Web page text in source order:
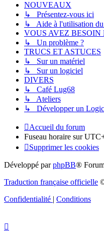
NOUVEAUX
↳ Présentez-vous ici
↳ Aide à l'utilisation
VOUS AVEZ BESOIN
↳ Un problème ?
TRUCS ET ASTUCES
↳ Sur un matériel
↳ Sur un logiciel
DIVERS
↳ Café Lug68
↳ Ateliers
↳ Développer un
Accueil du forum
Fuseau horaire sur
Supprimer les cookies
Développé parphpBB®
Traduction française officielle
Confidentialité | Conditions